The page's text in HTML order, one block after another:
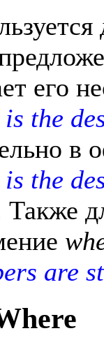
его
the
в
the
are